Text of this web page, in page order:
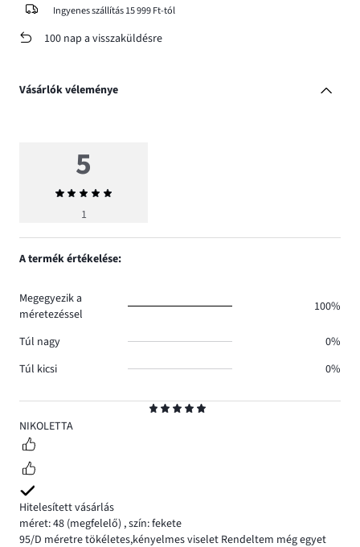
Ingyenes szállítás 15 999 Ft-tól
100 nap a visszaküldésre
Vásárlók véleménye
5
NIKOLETTA
Hitelesített vásárlás
méret: 48 (megfelelő) ,szín: fekete
95/D méretre tökéletes,kényelmes viselet Rendeltem még egyet
5
Átlagos
értékelés
1
A termék értékelése:
Megegyezik a
méretezéssel
100%
Túl nagy
0%
Túl kicsi
0%